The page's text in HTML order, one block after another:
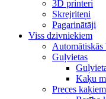
3D printeri
Skrejriteņi
Pagarinātāji
Viss dzivniekiem
Automātiskās
Guļvietas
Kaķu
Preces kaķiem